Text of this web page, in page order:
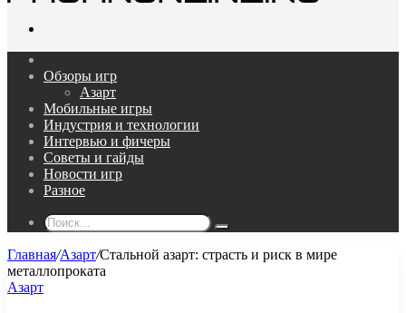
Обзоры игр
Азарт
Мобильные игры
Индустрия и технологии
Интервью и фичеры
Советы и гайды
Новости игр
Разное
Поиск...
Главная/Азарт/Стальной азарт: страсть и риск в мире
металлопроката
Азарт